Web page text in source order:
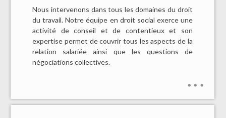
Nous intervenons dans tous les domaines du droit
du travail. Notre équipe en droit social exerce une
activité de conseil et de contentieux et son
expertise permet de couvrir tous les aspects de la
relation salariée ainsi que les questions de
négociations collectives.